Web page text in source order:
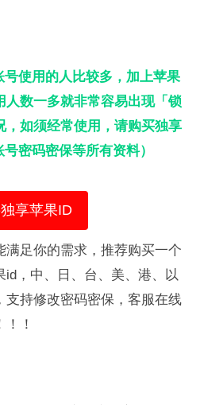
使用的人比较多，加上苹果
人数一多就非常容易出现「锁
，如须经常使用，请购买独享
密码密保等所有资料）
享苹果ID
满足你的需求，推荐购买一个
id，中、日、台、美、港、以
支持修改密码密保，客服在线
！